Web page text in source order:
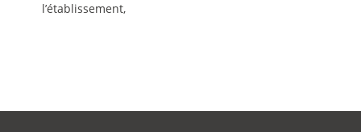
l’établissement,